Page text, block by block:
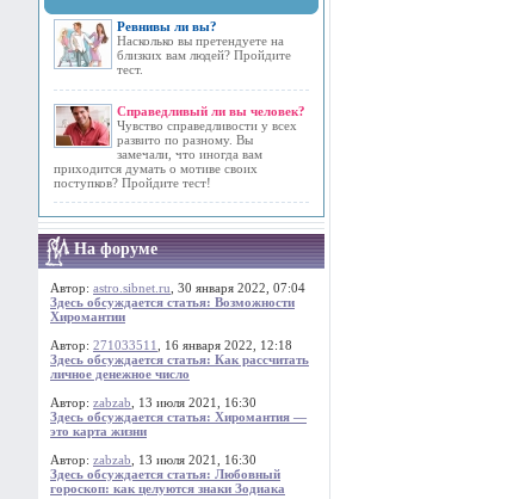
Ревнивы ли вы?
Насколько вы претендуете на
близких вам людей? Пройдите
тест.
Справедливый ли вы человек?
Чувство справедливости у всех
развито по разному. Вы
замечали, что иногда вам
приходится думать о мотиве своих
поступков? Пройдите тест!
На форуме
Автор: astro.sibnet.ru , 30 января 2022, 07:04
Здесь обсуждается статья: Возможности
Хиромантии
Автор: 271033511
, 16 января 2022, 12:18
Здесь обсуждается статья: Как рассчитать
личное денежное число
Автор: zabzab , 13 июля 2021, 16:30
Здесь обсуждается статья: Хиромантия —
это карта жизни
Автор: zabzab , 13 июля 2021, 16:30
Здесь обсуждается статья: Любовный
гороскоп: как целуются знаки Зодиака